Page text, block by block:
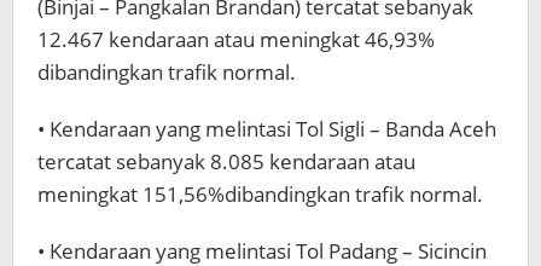
(Binjai – Pangkalan Brandan) tercatat sebanyak
12.467 kendaraan atau meningkat 46,93%
dibandingkan trafik normal.
• Kendaraan yang melintasi Tol Sigli – Banda Aceh
tercatat sebanyak 8.085 kendaraan atau
meningkat 151,56%dibandingkan trafik normal.
• Kendaraan yang melintasi Tol Padang – Sicincin